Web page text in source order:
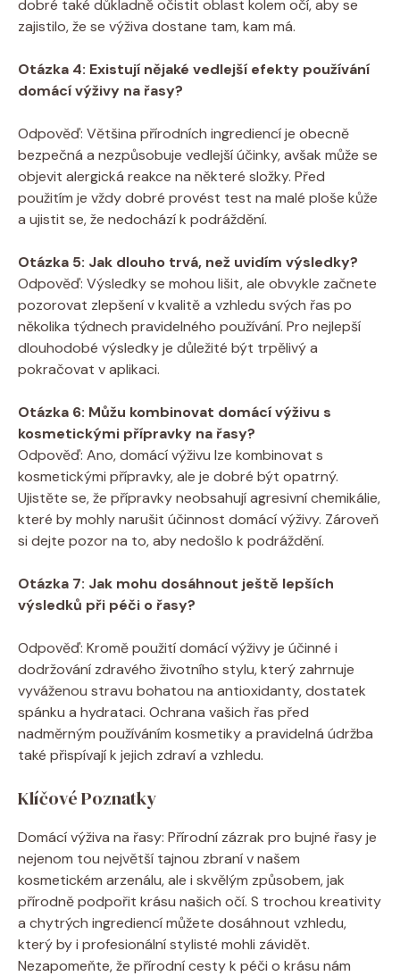
dobré⁣ také důkladně očistit oblast kolem ​očí, aby se
zajistilo, že se​ výživa dostane⁤ tam,‍ kam‍ má.
Otázka 4:⁤ Existují nějaké vedlejší efekty ⁢používání⁢
domácí ​výživy na řasy?
Odpověď: Většina⁢ přírodních‍ ingrediencí je⁢ obecně
bezpečná a nezpůsobuje vedlejší účinky, avšak ‍může se
⁣objevit‍ alergická​ reakce na některé složky. ​Před
použitím je vždy dobré provést ​test na malé ploše ⁢kůže
a ujistit⁢ se,‌ že nedochází k podráždění.
Otázka 5:​ Jak​ dlouho trvá, než​ uvidím‍ výsledky?
Odpověď: Výsledky se mohou lišit, ‍ale obvykle začnete
⁢pozorovat zlepšení​ v kvalitě a vzhledu svých řas po
‍několika týdnech⁤ pravidelného používání. Pro nejlepší
dlouhodobé⁣ výsledky ⁤je ​důležité ⁣být trpělivý a
‌pokračovat v⁤ aplikaci.
Otázka 6: Můžu kombinovat​ domácí výživu s
kosmetickými přípravky na ⁢řasy?
Odpověď: Ano, domácí výživu lze​ kombinovat ‌s
⁢kosmetickými přípravky,⁣ ale je dobré být opatrný.
Ujistěte ⁣se, že přípravky neobsahují agresivní chemikálie,
které by mohly narušit ​účinnost domácí výživy. Zároveň
si dejte pozor na⁢ to, ⁢aby nedošlo ‍k podráždění.
Otázka 7: Jak mohu dosáhnout‍ ještě lepších
výsledků ‍při⁤ péči o řasy?
Odpověď: Kromě ​použití domácí ⁢výživy je účinné i⁣
dodržování⁢ zdravého životního ⁤stylu, ​který zahrnuje
vyváženou‍ stravu bohatou⁢ na antioxidanty,⁤ dostatek ​
spánku a hydrataci. Ochrana vašich řas ‌před
nadměrným používáním kosmetiky a pravidelná⁣ údržba
také přispívají k jejich zdraví ⁤a vzhledu.
Klíčové Poznatky
Domácí ‍výživa​ na řasy: Přírodní zázrak pro ⁤bujné řasy je
‍nejenom tou největší tajnou zbraní v našem
‍kosmetickém arzenálu,‌ ale i skvělým způsobem, jak
přírodně ⁢podpořit​ krásu našich očí. S ⁤trochou kreativity‍
a ​chytrých ingrediencí můžete dosáhnout vzhledu,
který ‍by​ i profesionální stylisté mohli závidět. ​
Nezapomeňte, ⁤že přírodní ⁢cesty k péči o krásu ⁤nám